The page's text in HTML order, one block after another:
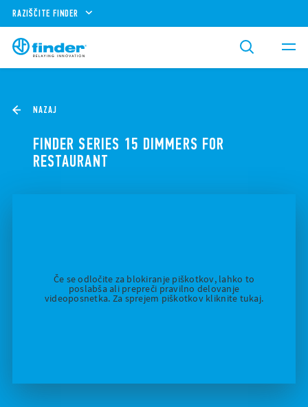
RAZIŠČITE FINDER
NAZAJ
FINDER SERIES 15 DIMMERS FOR
RESTAURANT
Če se odločite za blokiranje piškotkov, lahko to
poslabša ali prepreči pravilno delovanje
videoposnetka. Za sprejem piškotkov kliknite tukaj.